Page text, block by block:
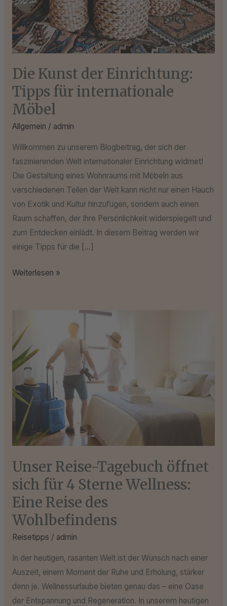
Die Kunst der Einrichtung:
Tipps für internationale
Möbel
Allgemein / admin
Willkommen zu unserem Blogbeitrag, der sich der
faszinierenden Welt internationaler Einrichtung widmet!
Die Gestaltung eines Wohnraums mit Möbeln aus
verschiedenen Teilen der Welt kann nicht nur einen Hauch
von Exotik und Kultur hinzufügen, sondern auch einen
Raum schaffen, der Ihre Persönlichkeit widerspiegelt und
zum Entdecken einlädt. In diesem Beitrag werden wir
einige Tipps für die […]
Weiterlesen »
Unser Reise-Tagebuch öffnet
sich für 4 Sterne Wellness:
Eine Reise des
Wohlbefindens
Reisetipps / admin
In der heutigen, rasanten Welt ist der Wunsch nach einer
Auszeit, einem Moment der Ruhe und Erholung, stärker
denn je. Wellnessurlaube bieten genau das – eine Oase
der Entspannung und Regeneration. In unserem heutigen
Reise-
Tagebuch
öffnet
sich
für
Sterne
Wellness:
Eine
Reise
des
Wohlbefindens